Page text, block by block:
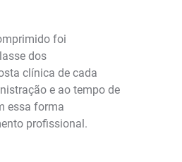
foi
dos
clínica de cada
e ao tempo de
essa forma
profissional.